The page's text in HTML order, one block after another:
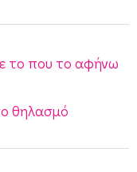
το που το αφήνω
θηλασμό